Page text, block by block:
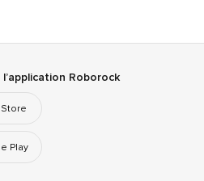
Roborock
Play